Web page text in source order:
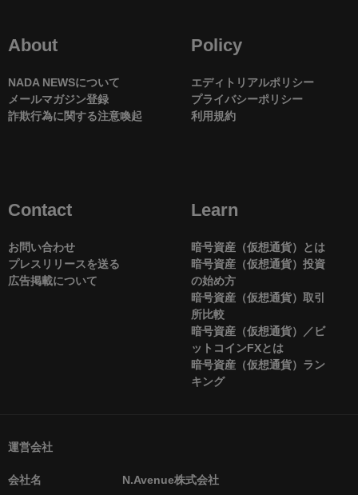
About
NADA NEWSについて
メールマガジン登録
詐欺行為に関する注意喚起
Policy
エディトリアルポリシー
プライバシーポリシー
利用規約
Contact
お問い合わせ
プレスリリースを送る
広告掲載について
Learn
暗号資産（仮想通貨）とは
暗号資産（仮想通貨）投資
の始め方
暗号資産（仮想通貨）取引
所比較
暗号資産（仮想通貨）／ビ
ットコインFXとは
暗号資産（仮想通貨）ラン
キング
運営会社
会社名 N.Avenue株式会社